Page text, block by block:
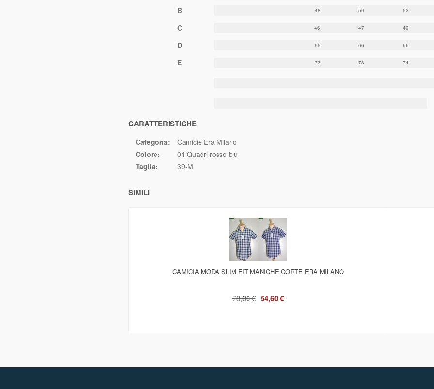
B 48 50 52
C 46 47 49
D 65 66 66
E 73 73 74
CARATTERISTICHE
Categoria:
Camicie Era Milano
Colore:
01 Quadri rosso blu
Taglia:
39-M
SIMILI
CAMICIA MODA SLIM FIT MANICHE CORTE ERA MILANO
78,00 € 54,60 €